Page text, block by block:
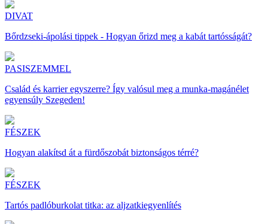
DIVAT
Bőrdzseki-ápolási tippek - Hogyan őrizd meg a kabát tartósságát?
PASISZEMMEL
Család és karrier egyszerre? Így valósul meg a munka-magánélet
egyensúly Szegeden!
FÉSZEK
Hogyan alakítsd át a fürdőszobát biztonságos térré?
FÉSZEK
Tartós padlóburkolat titka: az aljzatkiegyenlítés